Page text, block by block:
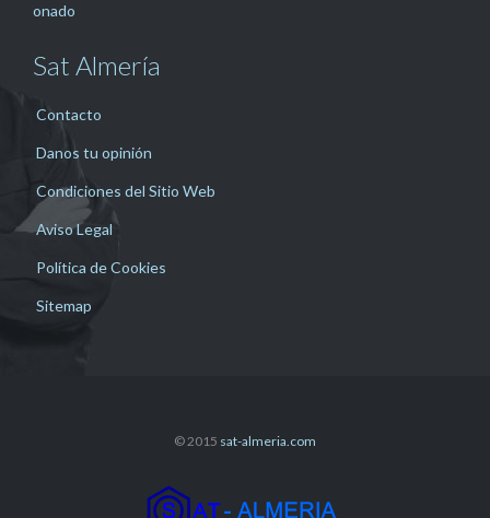
Sat Almería
Contacto
Danos tu opinión
Condiciones del Sitio Web
Aviso Legal
Política de Cookies
Sitemap
© 2015 sat-almeria.com